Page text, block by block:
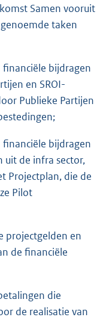
Samen vooruit
taken
bijdragen
en SROI-
Publieke Partijen
bijdragen
uit de infra sector,
Projectplan, die de
Pilot
projectgelden en
de financiële
die
de realisatie van